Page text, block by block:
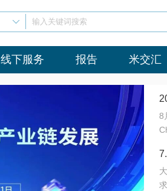
输入关键词搜索
线下服务 报告 米交汇
8